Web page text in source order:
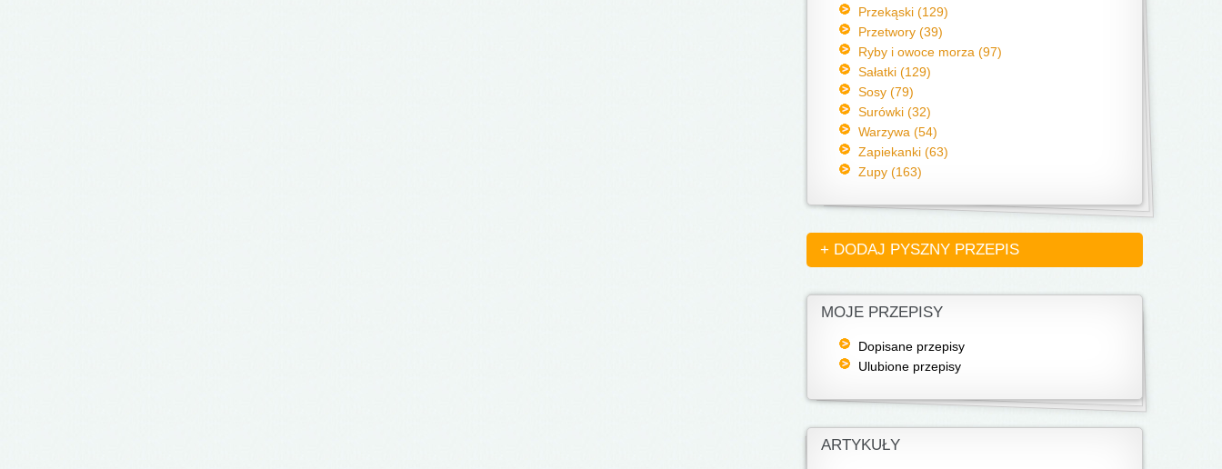
Przekąski (129)
Przetwory (39)
Ryby i owoce morza (97)
Sałatki (129)
Sosy (79)
Surówki (32)
Warzywa (54)
Zapiekanki (63)
Zupy (163)
+ DODAJ PYSZNY PRZEPIS
MOJE PRZEPISY
Dopisane przepisy
Ulubione przepisy
ARTYKUŁY